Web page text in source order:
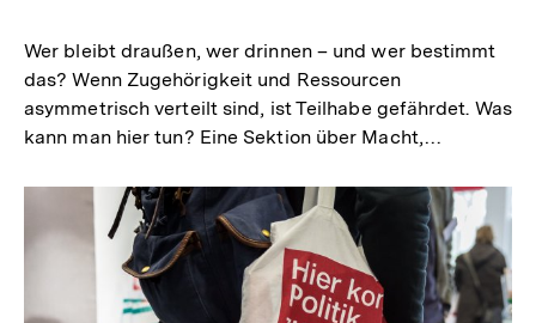
Wer bleibt draußen, wer drinnen – und wer bestimmt
das? Wenn Zugehörigkeit und Ressourcen
asymmetrisch verteilt sind, ist Teilhabe gefährdet. Was
kann man hier tun? Eine Sektion über Macht,…